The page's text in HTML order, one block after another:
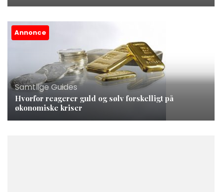
Annonce
Samtlige Guides
Hvorfor reagerer guld og sølv forskelligt på
økonomiske kriser